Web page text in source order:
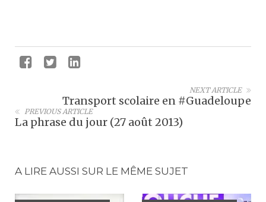
NEXT ARTICLE
Transport scolaire en #Guadeloupe
PREVIOUS ARTICLE
La phrase du jour (27 août 2013)
A LIRE AUSSI SUR LE MÊME SUJET